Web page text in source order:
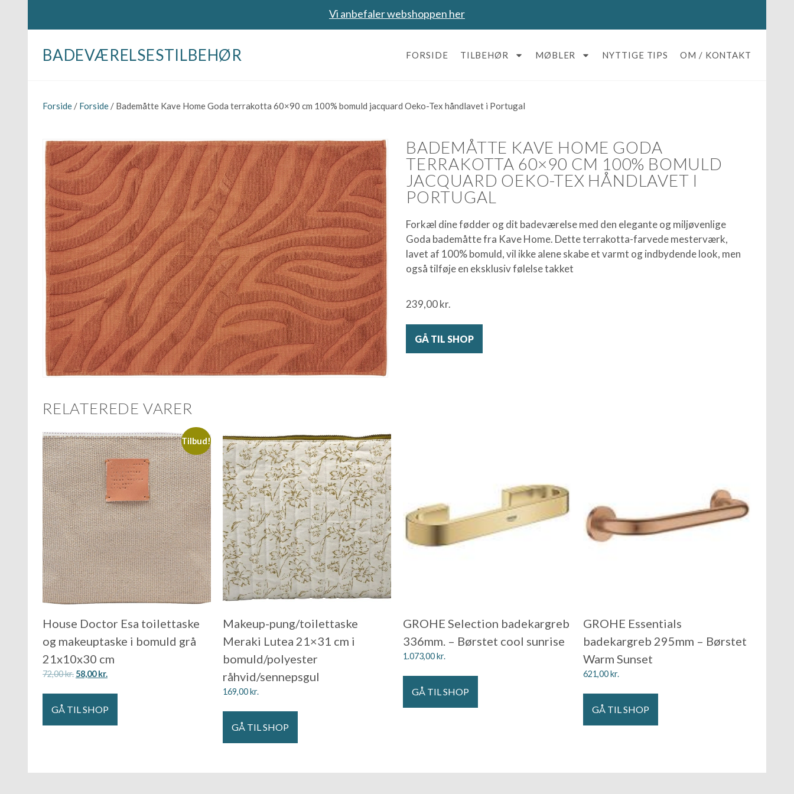
Vi anbefaler webshoppen her
BADEVÆRELSESTILBEHØR FORSIDE TILBEHØR MØBLER NYTTIGE TIPS OM / KONTAKT
Forside / Forside / Bademåtte Kave Home Goda terrakotta 60×90 cm 100% bomuld jacquard Oeko-Tex håndlavet i Portugal
BADEMÅTTE KAVE HOME GODA
TERRAKOTTA 60×90 CM 100% BOMULD
JACQUARD OEKO-TEX HÅNDLAVET I
PORTUGAL
Forkæl dine fødder og dit badeværelse med den elegante og miljøvenlige
Goda bademåtte fra Kave Home. Dette terrakotta-farvede mesterværk,
lavet af 100% bomuld, vil ikke alene skabe et varmt og indbydende look, men
også tilføje en eksklusiv følelse takket
239,00kr.
GÅ TIL SHOP
RELATEREDE VARER
Tilbud!
House Doctor Esa toilettaske
og makeuptaske i bomuld grå
21x10x30 cm
72,00kr. 58,00kr.
GÅ TIL SHOP
Makeup-pung/toilettaske
Meraki Lutea 21×31 cm i
bomuld/polyester
råhvid/sennepsgul
169,00kr.
GÅ TIL SHOP
GROHE Selection badekargreb
336mm. – Børstet cool sunrise
1.073,00kr.
GÅ TIL SHOP
GROHE Essentials
badekargreb 295mm – Børstet
Warm Sunset
621,00kr.
GÅ TIL SHOP